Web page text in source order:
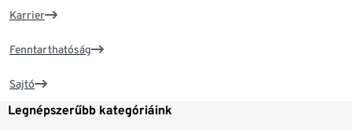
Karrier
Fenntarthatóság
Sajtó
Legnépszerűbb kategóriáink